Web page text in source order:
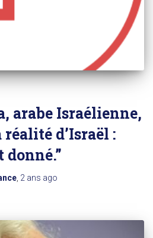
arabe Israélienne,
d’Israël :
donné.”
, 2 ans ago